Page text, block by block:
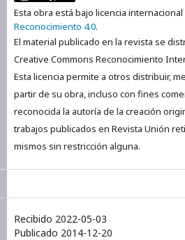
Esta obra está bajo licencia internacional
Reconocimiento 4.0.
El material publicado en la revista se
Creative Commons Reconocimiento
Esta licencia permite a otros distribuir,
partir de su obra, incluso con fines
reconocida la autoría de la creación
trabajos publicados en Revista Unión
mismos sin restricción alguna.
Recibido 2022-05-03
Publicado 2014-12-20